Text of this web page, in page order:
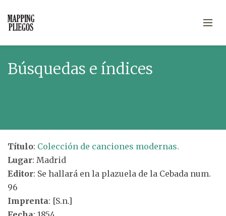
Búsquedas e índices
Título: Colección de canciones modernas.
Lugar: Madrid
Editor: Se hallará en la plazuela de la Cebada num.
96
Imprenta: [S.n.]